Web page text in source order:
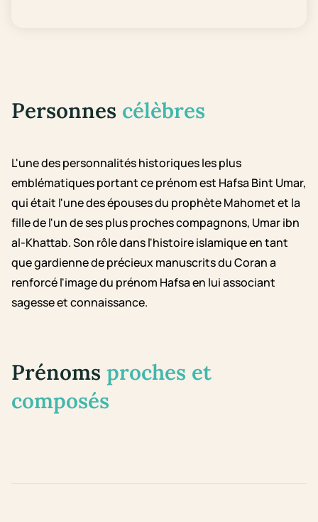
Personnes célèbres
L'une des personnalités historiques les plus
emblématiques portant ce prénom est Hafsa Bint Umar,
qui était l'une des épouses du prophète Mahomet et la
fille de l'un de ses plus proches compagnons, Umar ibn
al-Khattab. Son rôle dans l'histoire islamique en tant
que gardienne de précieux manuscrits du Coran a
renforcé l'image du prénom Hafsa en lui associant
sagesse et connaissance.
Prénoms proches et
composés